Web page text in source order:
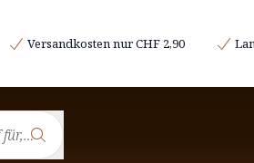
Versandkosten nur CHF 2,90